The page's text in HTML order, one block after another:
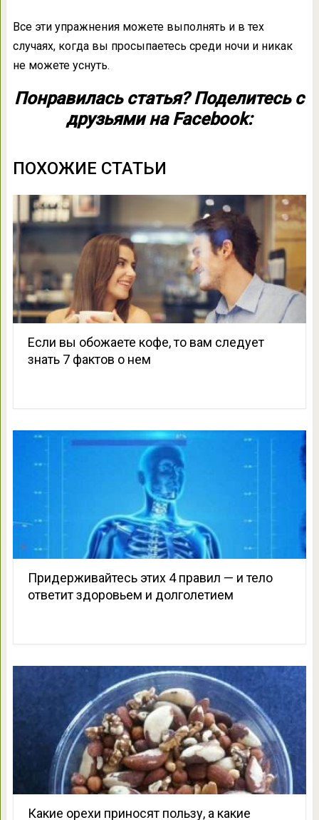
Все эти упражнения можете выполнять и в тех
случаях, когда вы просыпаетесь среди ночи и никак
не можете уснуть.
Понравилась статья? Поделитесь с
друзьями на Facebook:
ПОХОЖИЕ СТАТЬИ
Если вы обожаете кофе, то вам следует
знать 7 фактов о нем
Придерживайтесь этих 4 правил — и тело
ответит здоровьем и долголетием
Какие орехи приносят пользу, а какие